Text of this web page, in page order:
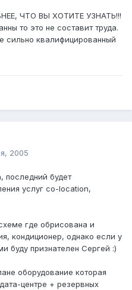
ЧТО ВЫ ХОТИТЕ УЗНАТЬ!!!
то это не составит труда.
сильно квалифицированный
2005
последний будет
услуг co-location,
где обрисована и
кондиционер, однако если у
буду признателен Сергей :)
оборудование которая
центре + резервных